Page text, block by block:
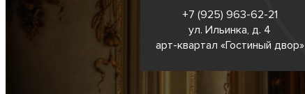
+7 (925) 963-62-21
ул. Ильинка, д. 4
арт-квартал «Гостиный двор»